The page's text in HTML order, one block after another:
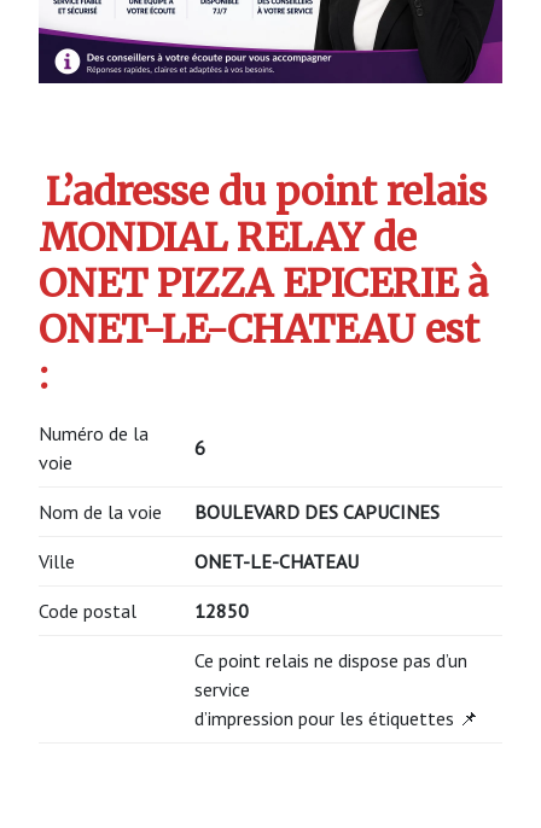
L’adresse du point relais
MONDIAL RELAY de
ONET PIZZA EPICERIE à
ONET-LE-CHATEAU est
:
Numéro de la
voie
6
Nom de la voie BOULEVARD DES CAPUCINES
Ville ONET-LE-CHATEAU
Code postal 12850
Ce point relais ne dispose pas d’un
service
d’impression pour les étiquettes 📌